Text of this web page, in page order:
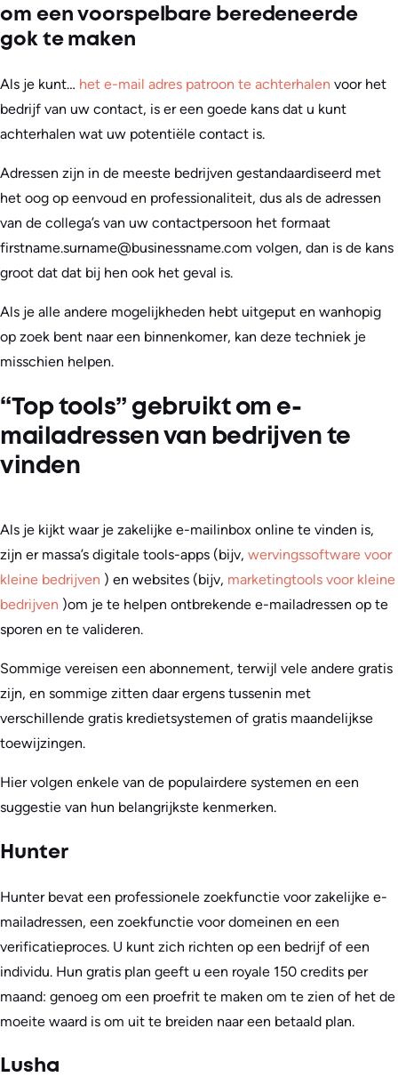
om een voorspelbare beredeneerde
gok te maken
Als je kunt… het e-mail adres patroon te achterhalen voor het
bedrijf van uw contact, is er een goede kans dat u kunt
achterhalen wat uw potentiële contact is.
Adressen zijn in de meeste bedrijven gestandaardiseerd met
het oog op eenvoud en professionaliteit, dus als de adressen
van de collega’s van uw contactpersoon het formaat
firstname.surname@businessname.com volgen, dan is de kans
groot dat dat bij hen ook het geval is.
Als je alle andere mogelijkheden hebt uitgeput en wanhopig
op zoek bent naar een binnenkomer, kan deze techniek je
misschien helpen.
“Top tools” gebruikt om e-
mailadressen van bedrijven te
vinden
Als je kijkt waar je zakelijke e-mailinbox online te vinden is,
zijn er massa’s digitale tools-apps (bijv, wervingssoftware voor
kleine bedrijven ) en websites (bijv, marketingtools voor kleine
bedrijven )om je te helpen ontbrekende e-mailadressen op te
sporen en te valideren.
Sommige vereisen een abonnement, terwijl vele andere gratis
zijn, en sommige zitten daar ergens tussenin met
verschillende gratis kredietsystemen of gratis maandelijkse
toewijzingen.
Hier volgen enkele van de populairdere systemen en een
suggestie van hun belangrijkste kenmerken.
Hunter
Hunter bevat een professionele zoekfunctie voor zakelijke e-
mailadressen, een zoekfunctie voor domeinen en een
verificatieproces. U kunt zich richten op een bedrijf of een
individu. Hun gratis plan geeft u een royale 150 credits per
maand: genoeg om een proefrit te maken om te zien of het de
moeite waard is om uit te breiden naar een betaald plan.
Lusha